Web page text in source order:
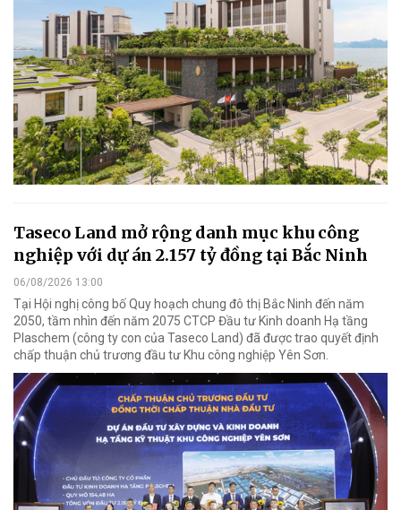
Taseco Land mở rộng danh mục khu công
nghiệp với dự án 2.157 tỷ đồng tại Bắc Ninh
06/08/2026 13:00
Tại Hội nghị công bố Quy hoạch chung đô thị Bắc Ninh đến năm
2050, tầm nhìn đến năm 2075 CTCP Đầu tư Kinh doanh Hạ tầng
Plaschem (công ty con của Taseco Land) đã được trao quyết định
chấp thuận chủ trương đầu tư Khu công nghiệp Yên Sơn.